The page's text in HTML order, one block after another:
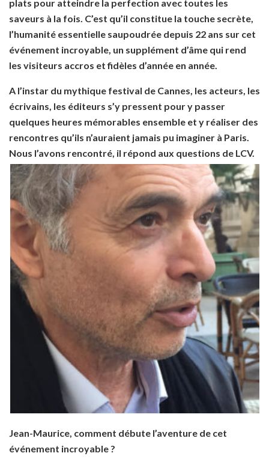
plats pour atteindre la perfection avec toutes les
saveurs à la fois. C’est qu’il constitue la touche secrète,
l’humanité essentielle saupoudrée depuis 22 ans sur cet
événement incroyable, un supplément d’âme qui rend
les visiteurs accros et fidèles d’année en année.
A l’instar du mythique festival de Cannes, les acteurs, les
écrivains, les éditeurs s’y pressent pour y passer
quelques heures mémorables ensemble et y réaliser des
rencontres qu’ils n’auraient jamais pu imaginer à Paris.
Nous l’avons rencontré, il répond aux questions de LCV.
Jean-Maurice, comment débute l’aventure de cet
événement incroyable ?